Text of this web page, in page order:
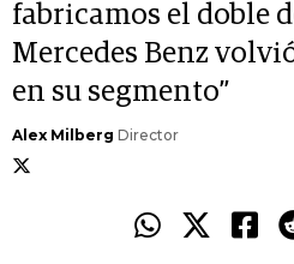
fabricamos el doble
Mercedes Benz
en su segmento”
Alex Milberg Director